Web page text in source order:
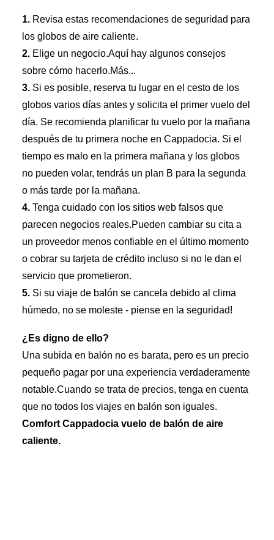
1. Revisa estas recomendaciones de seguridad para
los globos de aire caliente.
2. Elige un negocio.Aquí hay algunos consejos
sobre cómo hacerlo.Más...
3. Si es posible, reserva tu lugar en el cesto de los
globos varios días antes y solicita el primer vuelo del
día. Se recomienda planificar tu vuelo por la mañana
después de tu primera noche en Cappadocia. Si el
tiempo es malo en la primera mañana y los globos
no pueden volar, tendrás un plan B para la segunda
o más tarde por la mañana.
4. Tenga cuidado con los sitios web falsos que
parecen negocios reales.Pueden cambiar su cita a
un proveedor menos confiable en el último momento
o cobrar su tarjeta de crédito incluso si no le dan el
servicio que prometieron.
5. Si su viaje de balón se cancela debido al clima
húmedo, no se moleste - piense en la seguridad!
¿Es digno de ello?
Una subida en balón no es barata, pero es un precio
pequeño pagar por una experiencia verdaderamente
notable.Cuando se trata de precios, tenga en cuenta
que no todos los viajes en balón son iguales.
Comfort Cappadocia vuelo de balón de aire
caliente.